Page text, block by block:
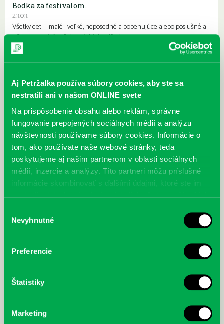
Aj Petržalka používa súbory cookies, aby ste sa
nestratili ani v našom ONLINE svete
Na prispôsobenie obsahu alebo reklám, správne
fungovanie prepojených sociálnych médií a analýzu
návštevnosti používame súbory cookies. Informácie o
tom, ako používate naše webové stránky, teda
poskytujeme aj našim partnerom v oblasti sociálnych
médií, inzercie a analýzy. Títo partneri môžu príslušné
informácie skombinovať s ďalšími údajmi, ktoré ste im
poskytli, alebo ktoré od vás získali, keď ste používali ich
súhlasu
Nevyhnutné
Preferencie
Štatistiky
Marketing
Bodka za festivalom.
23.03.
Všetky deti – malé i veľké, neposedné a pobehujúce alebo poslušné a
učiace sa, a tiež veľkí a múdri tínedžeri…
Novinky v ponuke e-kníh v našej knižnici.
Vo výbere e- kníh v našej knižnici pribudlo niekoľko desiatok noviniek.
Ak nemáte čas prísť vybrať si z ponuky kníh…